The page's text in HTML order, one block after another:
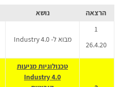
הרצאה נושא
1
26.4.20
מבוא ל- Industry 4.0
טכנולוגיות מניעות
Industry 4.0